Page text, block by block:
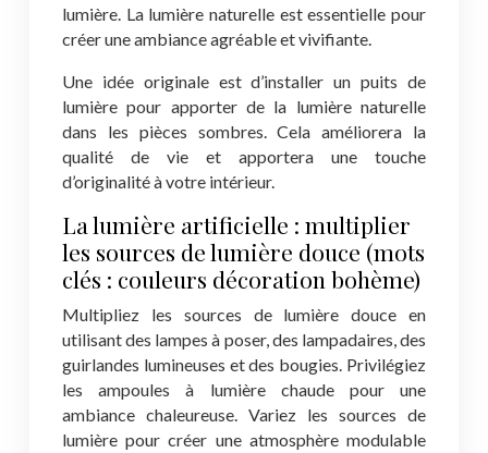
lumière. La lumière naturelle est essentielle pour
créer une ambiance agréable et vivifiante.
Une idée originale est d’installer un puits de
lumière pour apporter de la lumière naturelle
dans les pièces sombres. Cela améliorera la
qualité de vie et apportera une touche
d’originalité à votre intérieur.
La lumière artificielle : multiplier
les sources de lumière douce (mots
clés : couleurs décoration bohème)
Multipliez les sources de lumière douce en
utilisant des lampes à poser, des lampadaires, des
guirlandes lumineuses et des bougies. Privilégiez
les ampoules à lumière chaude pour une
ambiance chaleureuse. Variez les sources de
lumière pour créer une atmosphère modulable